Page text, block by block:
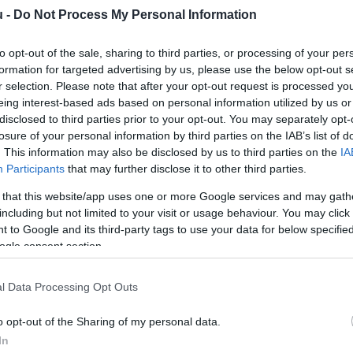
- Do Not Process My Personal Information
opt-out of the sale, sharing to third parties, or processing of your
for targeted advertising by us, please use the below opt-out
selection. Please note that after your opt-out request is processed
interest-based ads based on personal information utilized by us
to third parties prior to your opt-out. You may separately
of your personal information by third parties on the IAB’s list of
This information may also be disclosed by us to third parties on the
Participants that may further disclose it to other third parties.
that this website/app uses one or more Google services and may
but not limited to your visit or usage behaviour. You may
to Google and its third-party tags to use your data for below
consent section.
Data Processing Opt Outs
opt-out of the Sharing of my personal data.
és elhanyagolt területeken terjed a foltos bürök, de
hozó, akárkétméteresre is megnövő növény
figyelmet azAgroinform.
meg, súlyos esetben pedig légzésbénulást és fulladást
lehet.
ilyenkor még nem érződik erős, kellemetlen szaga.
áraszt, vastag, üreges szárát pedig lilás-barnás foltok
növényeket gyűjteniük, mert a hasonló fajok
A foltos bürök például